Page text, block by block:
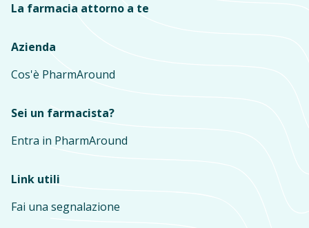
La farmacia attorno a te
Azienda
Cos'è PharmAround
Sei un farmacista?
Entra in PharmAround
Link utili
Fai una segnalazione